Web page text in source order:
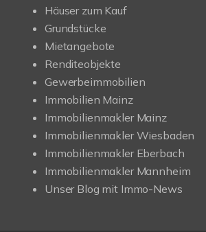
Häuser zum Kauf
Grundstücke
Mietangebote
Renditeobjekte
Gewerbeimmobilien
Immobilien Mainz
Immobilienmakler Mainz
Immobilienmakler Wiesbaden
Immobilienmakler Eberbach
Immobilienmakler Mannheim
Unser Blog mit Immo-News